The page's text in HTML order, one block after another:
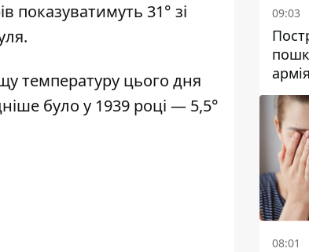
показуватимуть 31° зі
температуру цього дня
було у 1939 році — 5,5°
09:03
08:01